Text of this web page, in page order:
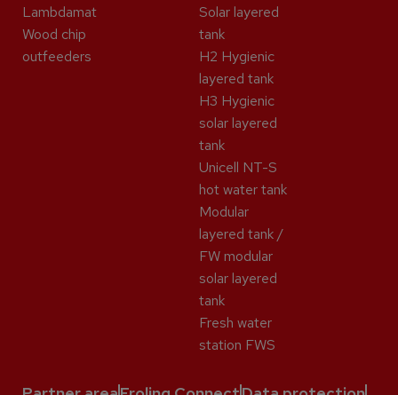
Lambdamat
Wood chip
outfeeders
Solar layered
tank
H2 Hygienic
layered tank
H3 Hygienic
solar layered
tank
Unicell NT-S
hot water tank
Modular
layered tank /
FW modular
solar layered
tank
Fresh water
station FWS